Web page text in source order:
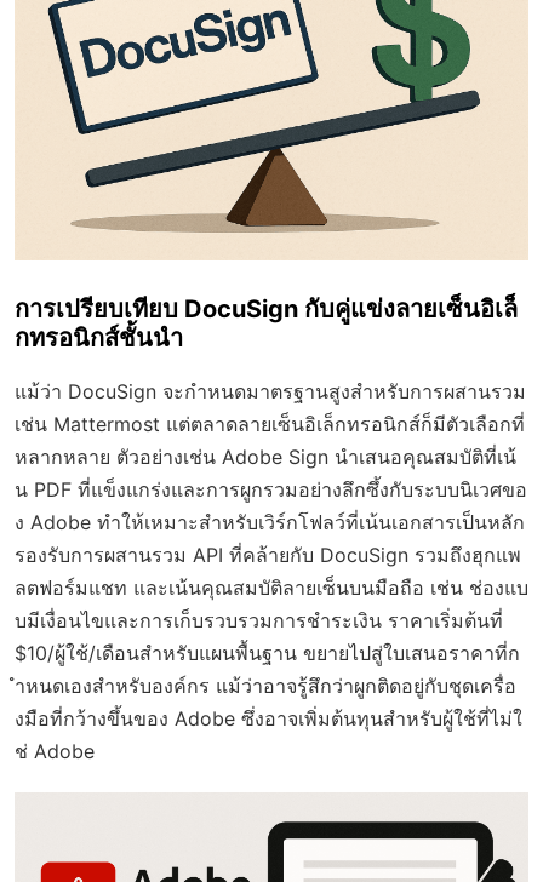
การเปรียบเทียบ DocuSign กับคู่แข่งลายเซ็นอิเล็
กทรอนิกส์ชั้นนำ
แม้ว่า DocuSign จะกำหนดมาตรฐานสูงสำหรับการผสานรวม
เช่น Mattermost แต่ตลาดลายเซ็นอิเล็กทรอนิกส์ก็มีตัวเลือกที่
หลากหลาย ตัวอย่างเช่น Adobe Sign นำเสนอคุณสมบัติที่เน้
น PDF ที่แข็งแกร่งและการผูกรวมอย่างลึกซึ้งกับระบบนิเวศขอ
ง Adobe ทำให้เหมาะสำหรับเวิร์กโฟลว์ที่เน้นเอกสารเป็นหลัก
รองรับการผสานรวม API ที่คล้ายกับ DocuSign รวมถึงฮุกแพ
ลตฟอร์มแชท และเน้นคุณสมบัติลายเซ็นบนมือถือ เช่น ช่องแบ
บมีเงื่อนไขและการเก็บรวบรวมการชำระเงิน ราคาเริ่มต้นที่
$10/ผู้ใช้/เดือนสำหรับแผนพื้นฐาน ขยายไปสู่ใบเสนอราคาที่ก
ำหนดเองสำหรับองค์กร แม้ว่าอาจรู้สึกว่าผูกติดอยู่กับชุดเครื่อ
งมือที่กว้างขึ้นของ Adobe ซึ่งอาจเพิ่มต้นทุนสำหรับผู้ใช้ที่ไม่ใ
ช่ Adobe